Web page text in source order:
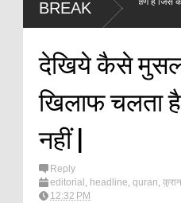
BREAK
देखिये कैसे
खिलाफ चलता
नहीं |
Reply
editorial , headline, quran, कुरान
12:32 PM